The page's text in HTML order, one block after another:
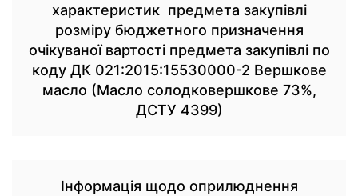
характеристик предмета закупівлі
розміру бюджетного призначення
очікуваної вартості предмета закупівлі по
коду ДК 021:2015:15530000-2 Вершкове
масло (Масло солодковершкове 73%,
ДСТУ 4399)
Інформація щодо оприлюднення